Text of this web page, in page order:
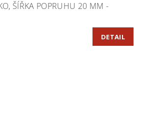
ŠÍŘKA POPRUHU 20 MM -
DETAIL